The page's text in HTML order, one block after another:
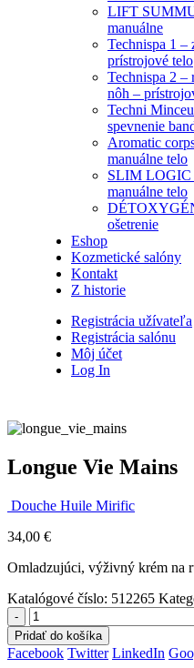
LIFT
manuálne
Technispa 1 –
prístrojové telo
Technispa 2 –
nôh –
Techni
spevnenie
Aromatic
manuálne telo
SLIM LOGIC
manuálne telo
ošetrenie
Eshop
Kozmetické salóny
Kontakt
Z historie
Registrácia užívateľa
Registrácia salónu
Môj účet
Log In
Longue Vie Mains
Douche Huile Mirific
34,00 €
Omladzujúci, výživný krém na
Katalógové číslo: 512265
-
Pridať do košíka
Facebook Twitter LinkedIn